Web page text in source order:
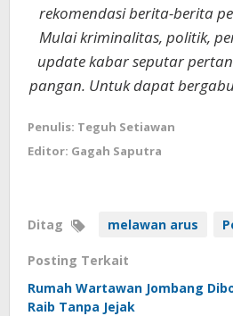
rekomendasi berita-berita
Mulai kriminalitas, politik,
update kabar seputar
pangan. Untuk dapat
Penulis: Teguh Setiawan
Editor: Gagah Saputra
Ditag melawan arus
Posting Terkait
Rumah Wartawan Jombang
Raib Tanpa Jejak